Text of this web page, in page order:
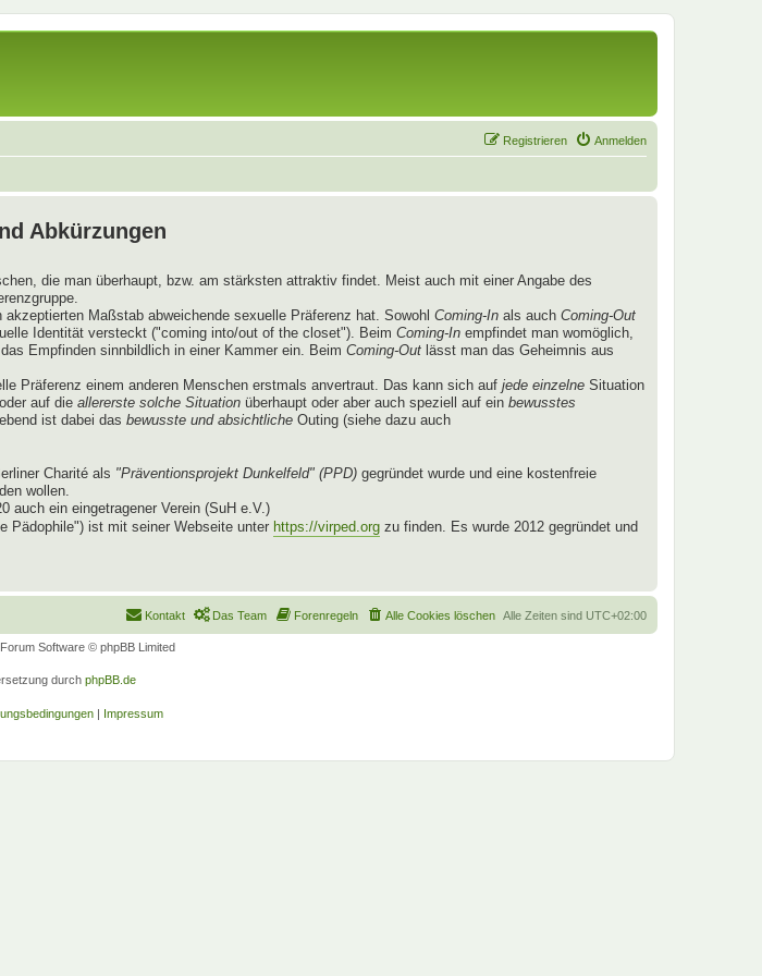
Anmelden
Registrieren
Abkürzungen
die man überhaupt, bzw. am stärksten attraktiv findet. Meist auch mit einer Angabe des
Maßstab abweichende sexuelle Präferenz hat. Sowohl Coming-In als auch Coming-Out
Identität versteckt ("coming into/out of the closet"). Beim Coming-In empfindet man womöglich,
Empfinden sinnbildlich in einer Kammer ein. Beim Coming-Out lässt man das Geheimnis aus
Präferenz einem anderen Menschen erstmals anvertraut. Das kann sich auf jede einzelne Situation
auf die allererste solche Situation überhaupt oder aber auch speziell auf ein bewusstes
ist dabei das bewusste und absichtliche Outing (siehe dazu auch
Charité als "Präventionsprojekt Dunkelfeld" (PPD) gegründet wurde und eine kostenfreie
wollen.
auch ein eingetragener Verein (SuH e.V.)
Pädophile") ist mit seiner Webseite unter https://virped.org zu finden. Es wurde 2012 gegründet und
Alle Zeiten sind UTC+02:00
Alle Cookies löschen
Forenregeln
Das Team
Kontakt
Software © phpBB Limited
durch phpBB.de
| Impressum